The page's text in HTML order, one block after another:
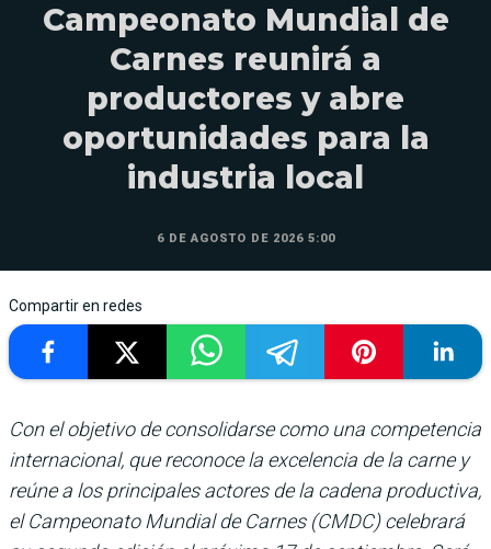
Campeonato Mundial de
Carnes reunirá a
productores y abre
oportunidades para la
industria local
6 DE AGOSTO DE 2026 5:00
Compartir en redes
Con el objetivo de consolidarse como una competencia
internacional, que reconoce la excelencia de la carne y
reúne a los principales actores de la cadena productiva,
el Campeonato Mundial de Carnes (CMDC) celebrará